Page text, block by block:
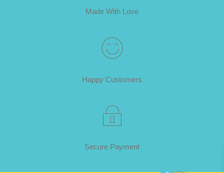
Made With Love
Happy Customers
Secure Payment